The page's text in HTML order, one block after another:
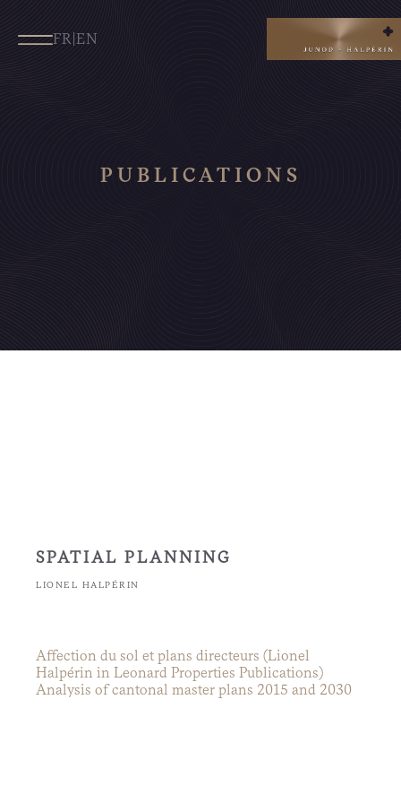
FR EN
PUBLICATIONS
SPATIAL PLANNING
LIONEL HALPÉRIN
Affection du sol et plans directeurs (Lionel
Halpérin in Leonard Properties Publications)
Analysis of cantonal master plans 2015 and 2030